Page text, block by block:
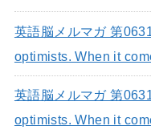
英語脳メルマガ 第
optimists. When it
英語脳メルマガ 第
optimists. When it